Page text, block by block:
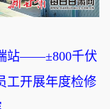
站——±800千伏
工开展年度检修